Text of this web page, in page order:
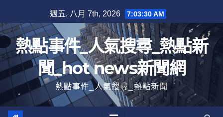
至
內
容
週五. 八月 7th, 2026 7:03:31 AM
熱點事件_人氣搜尋_熱點新
聞_hot news新聞網
熱點事件_人氣搜尋_熱點新聞